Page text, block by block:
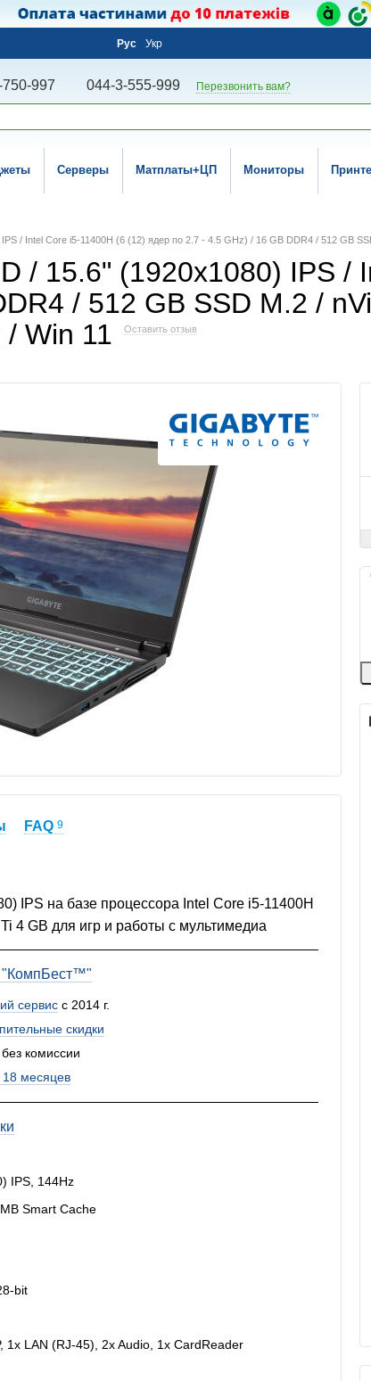
Рус Укр
997 044-3-555-999 Перезвонить вам?
Серверы Матплаты+ЦП Мониторы
/ Intel Core i5-11400H (6 (12) ядер по 2.7 - 4.5 GHz) / 16 GB DDR4 / 512 GB
/ 15.6" (1920x1080) IPS /
/ 512 GB SSD M.2 /
Win 11
Оставить отзыв
FAQ9
IPS на базе процессора Intel Core i5-11400H
4 GB для игр и работы с мультимедиа
"КомпБест™"
сервисс 2014 г.
скидки
комиссии
18 месяцев
IPS, 144Hz
Smart Cache
bit
1x LAN (RJ-45), 2x Audio, 1x CardReader